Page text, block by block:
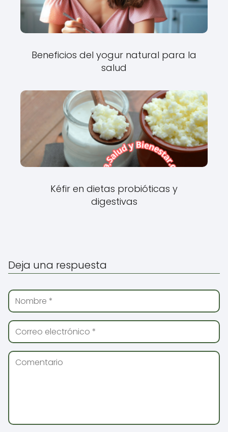
Beneficios del yogur natural para la
salud
Kéfir en dietas probióticas y
digestivas
Deja una respuesta